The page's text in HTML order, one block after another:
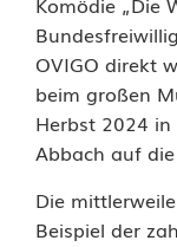
o
t
t
e
B
OVIGO direkt
beim großen
Herbst 2024
Abbach auf
Die
Beispiel der